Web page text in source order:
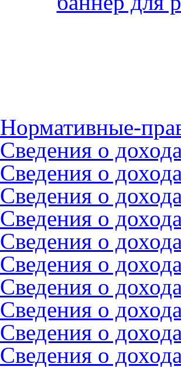
Нормативные-
Сведения о
Сведения о
Сведения о
Сведения о
Сведения о
Сведения о
Сведения о
Сведения о
Сведения о
Сведения о